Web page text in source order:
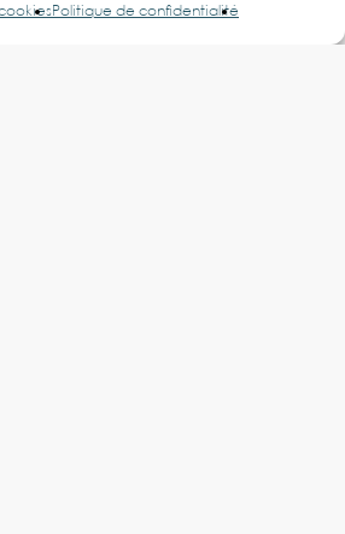
Politique de confidentialité